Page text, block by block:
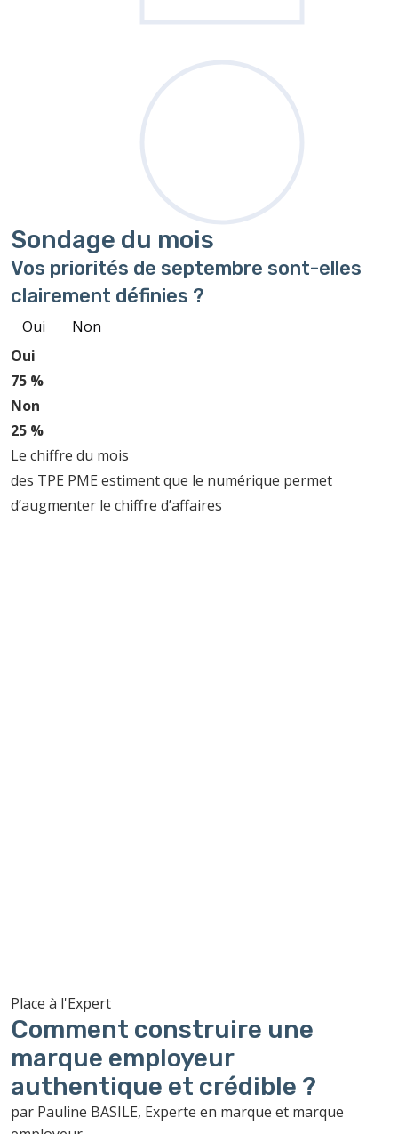
Sondage du mois
Vos priorités de septembre sont-elles
clairement définies ?
Oui
Non
Oui
75 %
Non
25 %
Le chiffre du mois
des TPE PME estiment que le numérique permet
d’augmenter le chiffre d’affaires
Place à l'Expert
Comment construire une
marque employeur
authentique et crédible ?
par Pauline BASILE, Experte en marque et marque